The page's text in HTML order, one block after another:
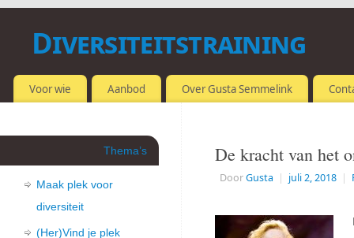
Diversiteitstraining
Voor wie Aanbod Over Gusta Semmelink
De kracht van het
DoorGusta | juli 2, 2018 |
Thema’s
Maak plek voor
diversiteit
(Her)Vind je plek